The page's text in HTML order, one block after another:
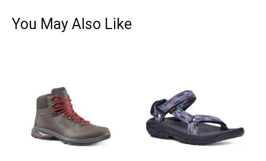
You May Also Like